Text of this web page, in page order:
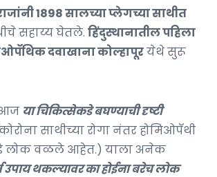
1898 सालच्या प्लेगच्या साथीत
सहाय्य घेतले. हिंदुस्थानातील पहिला
दवाखाना कोल्हापूरयेथे सुरू
आज या चिकित्सेकडे बघण्याची दृष्टी
साथीच्या रोगा नंतर होमिओपॅथी
लोक वळले आहेत.) याला अनेक
उपाय थकल्यावर का होईना बरेच लोक